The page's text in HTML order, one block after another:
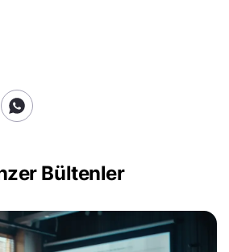
Bültenler